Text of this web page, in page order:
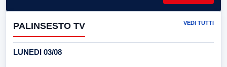
PALINSESTO TV VEDI TUTTI
LUNEDI 03/08